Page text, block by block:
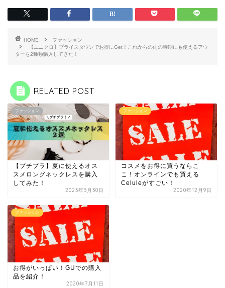
HOME
ファッション
【ユニクロ】プライスダウンでお得にGet！これからの雨の時期にも使えるアウ
ターを2種類購入してきた！
RELATED POST
ファッション
【プチプラ】夏に使えるオス
スメロングネックレスを購入
してみた！
2023年5月30日
ファッション
コスメをお得に買うならこ
こ！オンラインでも買える
Celuleがすごい！
2020年12月9日
ファッション
お得がいっぱい！GUでの購入
品を紹介！
2020年7月11日